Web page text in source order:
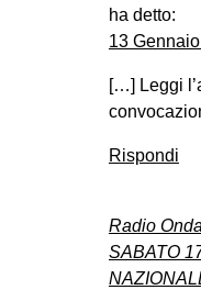
ha detto:
13
[…] Leggi
Rispondi
Radio
SABATO